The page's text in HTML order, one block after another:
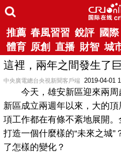
推薦 春風習習 銳評 國際
體育 原創 直播 財智 城
這裡，兩年之間發生了
中央廣電總台央視新聞客戶端 2019-04-01
今天，雄安新區迎來兩周
新區成立兩週年以來，大的
項工作都在有條不紊地展開
打造一個什麼樣的“未來之城”
了怎樣的變化？